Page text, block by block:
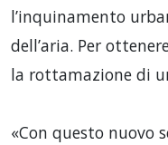
l’inquinamento
dell’aria. Per
la rottamazione di
«Con questo nuovo